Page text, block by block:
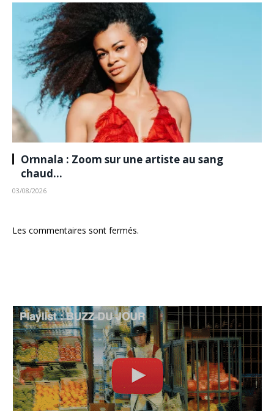
Ornnala : Zoom sur une artiste au sang
chaud…
03/08/2026
Les commentaires sont fermés.